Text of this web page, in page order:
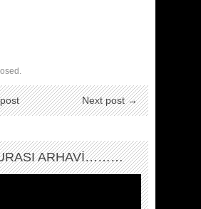
Next post →
ARHAVİ………